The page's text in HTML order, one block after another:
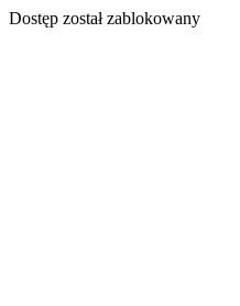
Dostęp został zablokowany